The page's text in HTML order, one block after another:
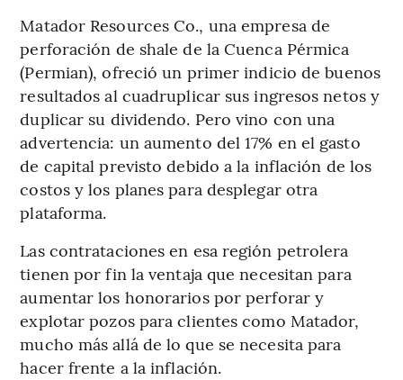
Matador Resources Co., una empresa de
perforación de shale de la Cuenca Pérmica
(Permian), ofreció un primer indicio de buenos
resultados al cuadruplicar sus ingresos netos y
duplicar su dividendo. Pero vino con una
advertencia: un aumento del 17% en el gasto
de capital previsto debido a la inflación de los
costos y los planes para desplegar otra
plataforma.
Las contrataciones en esa región petrolera
tienen por fin la ventaja que necesitan para
aumentar los honorarios por perforar y
explotar pozos para clientes como Matador,
mucho más allá de lo que se necesita para
hacer frente a la inflación.